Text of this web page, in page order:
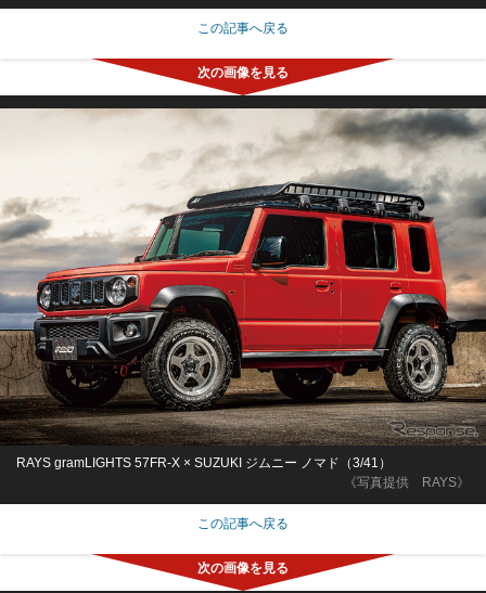
この記事へ戻る
《写真提供 RAYS》
RAYS gramLIGHTS 57FR-X × SUZUKI ジムニー ノマド（3/41）
この記事へ戻る